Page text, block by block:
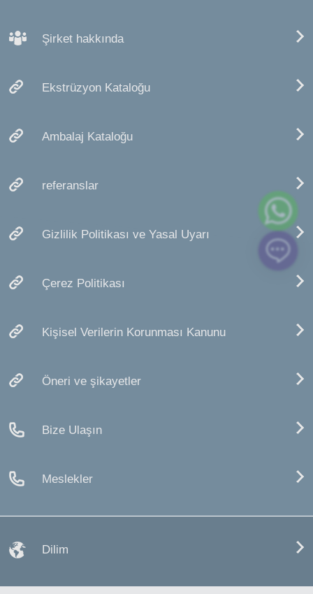
Şirket hakkında
Ekstrüzyon Kataloğu
Ambalaj Kataloğu
referanslar
Gizlilik Politikası ve Yasal Uyarı
Çerez Politikası
Kişisel Verilerin Korunması Kanunu
Öneri ve şikayetler
Bize Ulaşın
Meslekler
Dilim